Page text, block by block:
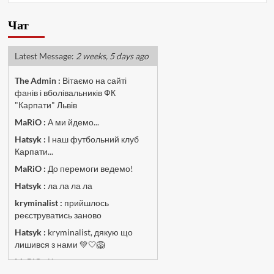
Чат
Latest Message: 2 weeks, 5 days ago
The Admin: Вітаємо на сайті
фанів і вболівальників ФК
"Карпати" Львів
MaRiO : А ми йдемо...
Hatsyk : І наш футбольний клуб
Карпати...
MaRiO : До перемоги ведемо!
Hatsyk : ла ла ла ла
kryminalist : прийшлось
реєструватись заново
Hatsyk : kryminalist, дякую що
лишився з нами 💚🤍🦁
MaRiO :Чат потрохи оживає, то